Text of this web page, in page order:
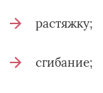
растяжку;
сгибание;